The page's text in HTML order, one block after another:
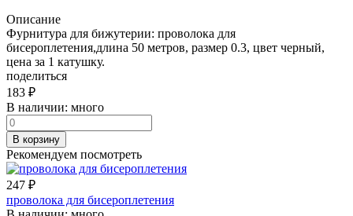
Описание
Фурнитура для бижутерии: проволока для
бисероплетения,длина 50 метров, размер 0.3, цвет черный,
цена за 1 катушку.
поделиться
183 ₽
В наличии: много
В корзину
Рекомендуем посмотреть
247 ₽
проволока для бисероплетения